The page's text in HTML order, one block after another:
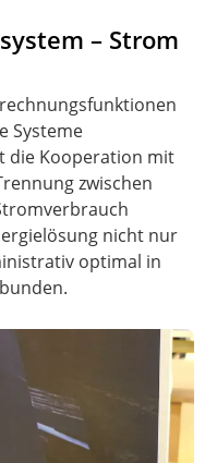
– Strom
Systeme
die Kooperation mit
zwischen
nicht nur
optimal in